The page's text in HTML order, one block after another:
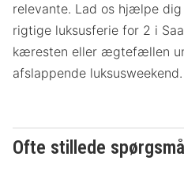
relevante. Lad os hjælpe
rigtige luksusferie for 2 i
kæresten eller ægtefællen
afslappende luksusweekend.
Ofte stillede spørgsmål